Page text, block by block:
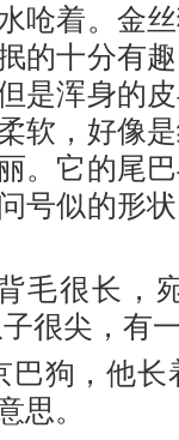
呛着。金
的十分有
是浑身的
软，好像
。它的尾
号似的形
毛很长，
很尖，有
巴狗，他
思。